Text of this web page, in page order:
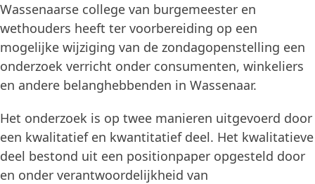
Wassenaarse college van burgemeester en
wethouders heeft ter voorbereiding op een
mogelijke wijziging van de zondagopenstelling een
onderzoek verricht onder consumenten, winkeliers
en andere belanghebbenden in Wassenaar.
Het onderzoek is op twee manieren uitgevoerd door
een kwalitatief en kwantitatief deel. Het kwalitatieve
deel bestond uit een positionpaper opgesteld door
en onder verantwoordelijkheid van